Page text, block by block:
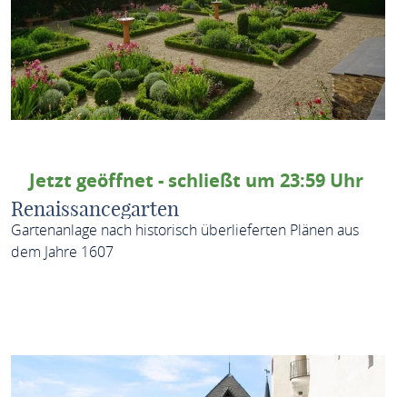
Jetzt geöffnet - schließt um 23:59 Uhr
Renaissancegarten
Gartenanlage nach historisch überlieferten Plänen aus
dem Jahre 1607